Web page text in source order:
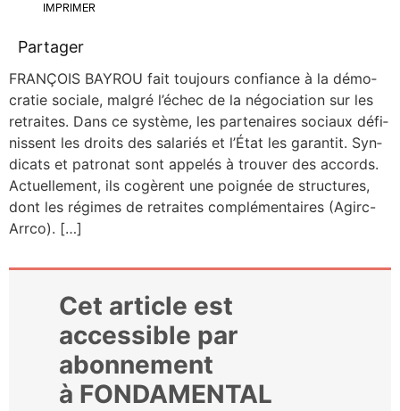
IMPRIMER
Partager
FRANÇOIS BAYROU fait tou­jours confiance à la démo­
cra­tie sociale, mal­gré l’échec de la négo­cia­tion sur les
retraites. Dans ce sys­tème, les par­te­naires sociaux défi­
nissent les droits des sala­riés et l’État les garan­tit. Syn­
di­cats et patro­nat sont appe­lés à trou­ver des accords.
Actuel­le­ment, ils cogèrent une poi­gnée de struc­tures,
dont les régimes de retraites com­plé­men­taires (Agirc-
Arr­­co). […]
Cet article est
accessible par
abonnement
à FONDAMENTAL